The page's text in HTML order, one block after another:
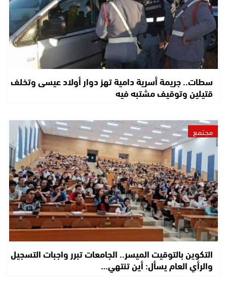
سطات.. جريمة أسرية دامية تهز دوار أولاد عيسى وتخلف
قتيلين وتوقيف مشتبه فيه
مجتمع
التكوين بالتوقيت الميسر.. الجامعات تبرر واجبات التسجيل
والرأي العام يسأل: أين تنتهي…